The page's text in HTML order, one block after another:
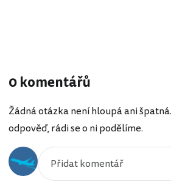
0 komentářů
Žádná otázka není hloupá ani
odpověď, rádi se o ni podělíme.